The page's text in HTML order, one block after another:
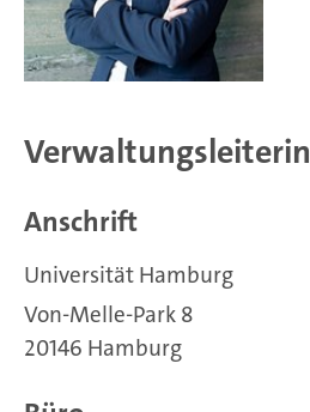
Verwaltungsleiterin
Anschrift
Universität Hamburg
Von-Melle-Park 8
20146 Hamburg